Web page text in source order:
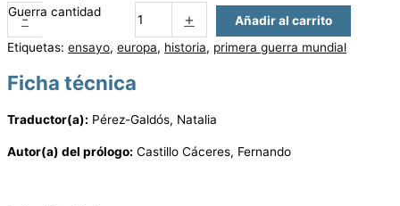
-
Guerra cantidad +
Añadir al carrito
Etiquetas: ensayo, europa, historia, primera guerra mundial
Ficha técnica
Traductor(a): Pérez-Galdós, Natalia
Autor(a) del prólogo: Castillo Cáceres, Fernando